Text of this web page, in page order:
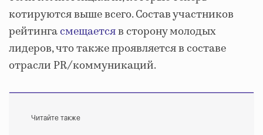
котируются выше всего. Состав участников
рейтингасмещаетсяв сторону молодых
лидеров, что также проявляется в составе
отрасли PR/коммуникаций.
Читайте также